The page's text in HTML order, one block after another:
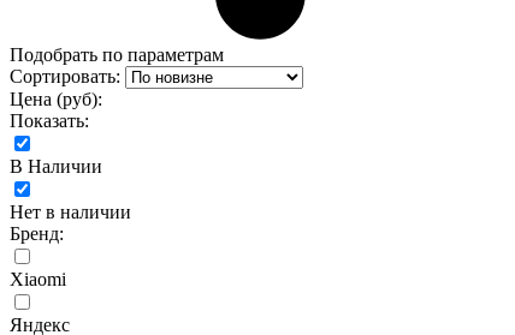
Подобрать по параметрам
Сортировать:
Цена (руб):
Показать:
В Наличии
Нет в наличии
Бренд:
Xiaomi
Яндекс